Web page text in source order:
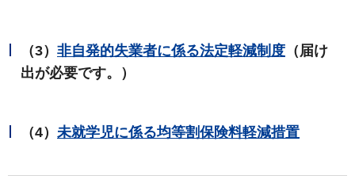
（3） 非自発的失業者に係る法定軽減制度 （届け
出が必要です。）
（4） 未就学児に係る均等割保険料軽減措置